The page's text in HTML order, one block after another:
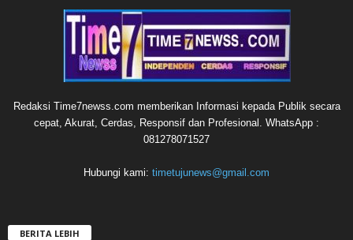
Redaksi Time7newss.com memberikan Informasi kepada Publik secara
cepat, Akurat, Cerdas, Responsif dan Profesional. WhatsApp :
081278071527
Hubungi kami: timetujunews@gmail.com
BERITA LEBIH